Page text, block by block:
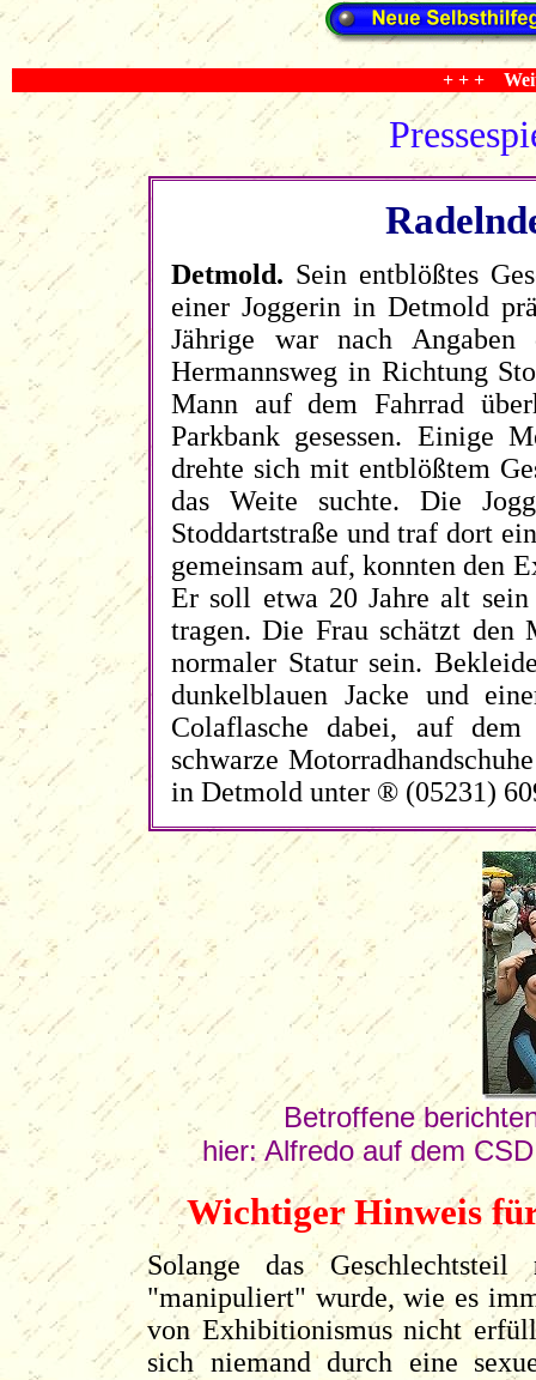
+ + +
Detmold. Sein entblößtes
einer Joggerin in Detmold
Jährige war nach
Hermannsweg in Richtung
Mann auf dem Fahrrad
Parkbank gesessen. Einige
drehte sich mit entblößtem
das Weite suchte. Die
Stoddartstraße und traf dort
gemeinsam auf, konnten den
Er soll etwa 20 Jahre alt
tragen. Die Frau schätzt
normaler Statur sein.
dunkelblauen Jacke und
Colaflasche dabei, auf dem
schwarze
in Detmold unter ® (05231)
Betroffene
hier: Alfredo auf dem
Wichtiger Hinweis
Solange das Geschlechtsteil
"manipuliert" wurde, wie es
von Exhibitionismus nicht
sich niemand durch eine